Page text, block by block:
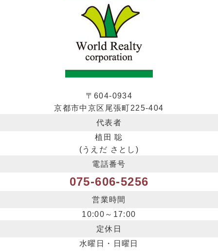
〒604-0934
京都市中京区尾張町225-404
代表者
植田 聡
(うえだ さとし)
電話番号
075-606-5256
営業時間
10:00～17:00
定休日
水曜日・日曜日